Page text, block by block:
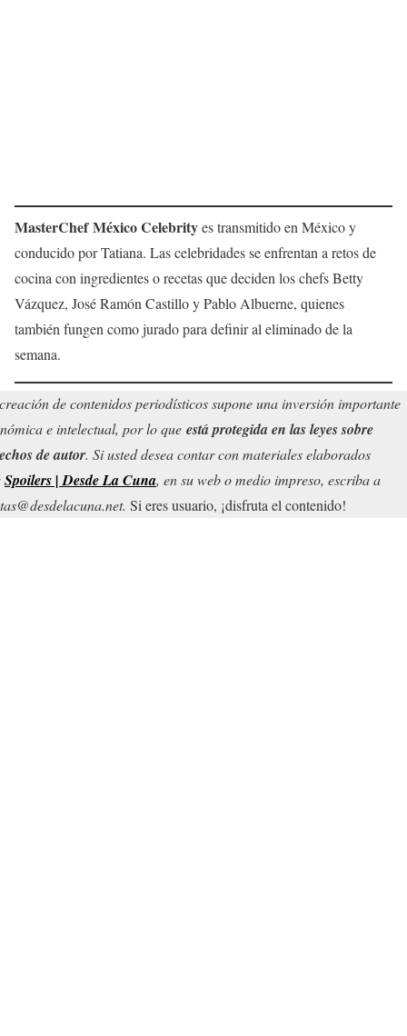
MasterChef México Celebrityes transmitido en México y
conducido por Tatiana. Las celebridades se enfrentan a retos de
cocina con ingredientes o recetas que deciden los chefs Betty
Vázquez, José Ramón Castillo y Pablo Albuerne, quienes
también fungen como jurado para definir al eliminado de la
semana.
de contenidos periodísticos supone una inversión importante
e intelectual, por lo que está protegida en las leyes sobre
de autor. Si usted desea contar con materiales elaborados
Spoilers | Desde La Cuna, en su web o medio impreso, escriba a
Si eres usuario, ¡disfruta el contenido!